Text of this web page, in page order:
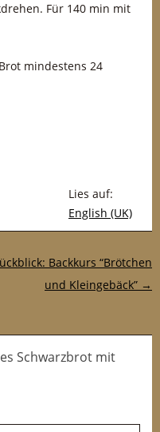
Für 140 min mit
mindestens 24
Lies auf:
English (UK)
Backkurs “Brötchen
und Kleingebäck” →
Schwarzbrot mit